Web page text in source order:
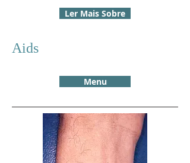
Ler Mais Sobre
Aids
Menu